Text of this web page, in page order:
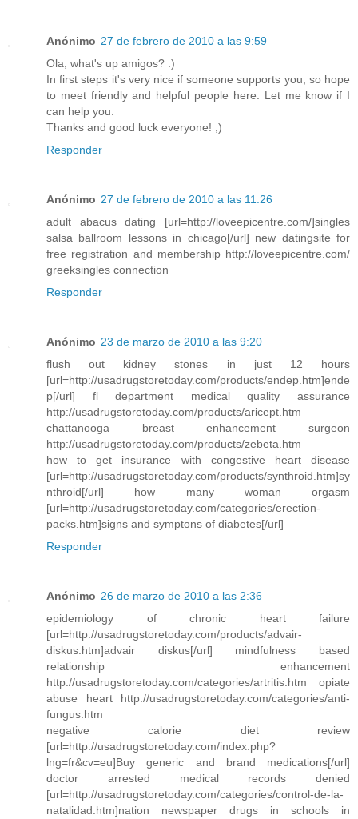
Anónimo 27 de febrero de 2010 a las 9:59
Ola, what's up amigos? :)
In first steps it's very nice if someone supports you, so hope
to meet friendly and helpful people here. Let me know if I
can help you.
Thanks and good luck everyone! ;)
Responder
Anónimo 27 de febrero de 2010 a las 11:26
adult abacus dating [url=http://loveepicentre.com/]singles
salsa ballroom lessons in chicago[/url] new datingsite for
free registration and membership http://loveepicentre.com/
greeksingles connection
Responder
Anónimo 23 de marzo de 2010 a las 9:20
flush out kidney stones in just 12 hours
[url=http://usadrugstoretoday.com/products/endep.htm]ende
p[/url] fl department medical quality assurance
http://usadrugstoretoday.com/products/aricept.htm
chattanooga breast enhancement surgeon
http://usadrugstoretoday.com/products/zebeta.htm
how to get insurance with congestive heart disease
[url=http://usadrugstoretoday.com/products/synthroid.htm]sy
nthroid[/url] how many woman orgasm
[url=http://usadrugstoretoday.com/categories/erection-
packs.htm]signs and symptons of diabetes[/url]
Responder
Anónimo 26 de marzo de 2010 a las 2:36
epidemiology of chronic heart failure
[url=http://usadrugstoretoday.com/products/advair-
diskus.htm]advair diskus[/url] mindfulness based
relationship enhancement
http://usadrugstoretoday.com/categories/artritis.htm opiate
abuse heart http://usadrugstoretoday.com/categories/anti-
fungus.htm
negative calorie diet review
[url=http://usadrugstoretoday.com/index.php?
lng=fr&cv=eu]Buy generic and brand medications[/url]
doctor arrested medical records denied
[url=http://usadrugstoretoday.com/categories/control-de-la-
natalidad.htm]nation newspaper drugs in schools in